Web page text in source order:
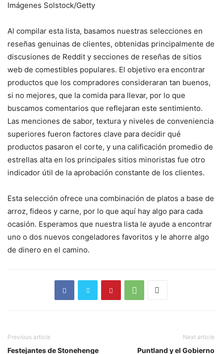
Imágenes Solstock/Getty
Al compilar esta lista, basamos nuestras selecciones en
reseñas genuinas de clientes, obtenidas principalmente de
discusiones de Reddit y secciones de reseñas de sitios
web de comestibles populares. El objetivo era encontrar
productos que los compradores consideraran tan buenos,
si no mejores, que la comida para llevar, por lo que
buscamos comentarios que reflejaran este sentimiento.
Las menciones de sabor, textura y niveles de conveniencia
superiores fueron factores clave para decidir qué
productos pasaron el corte, y una calificación promedio de
estrellas alta en los principales sitios minoristas fue otro
indicador útil de la aprobación constante de los clientes.
Esta selección ofrece una combinación de platos a base de
arroz, fideos y carne, por lo que aquí hay algo para cada
ocasión. Esperamos que nuestra lista le ayude a encontrar
uno o dos nuevos congeladores favoritos y le ahorre algo
de dinero en el camino.
Previous article
Festejantes de Stonehenge
Next article
Puntland y el Gobierno